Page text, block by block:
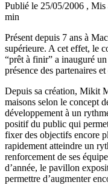
Publié le 25/05/2006 , Mis
min
Présent depuis 7 ans à
supérieure. A cet effet, le
“prêt à finir” a inauguré
présence des partenaires
Depuis sa création, Mikit
maisons selon le concept
développement à un
positif du public qui
fixer des objectifs encore
rapidement atteindre un
renforcement de ses
d’année, le pavillon
permettre d’augmenter